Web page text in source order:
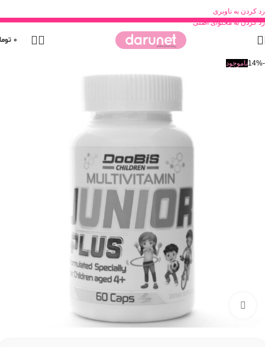
رد کردن به ناوبری
رد کردن به محتوای اصلی
0
-14% ناموجود